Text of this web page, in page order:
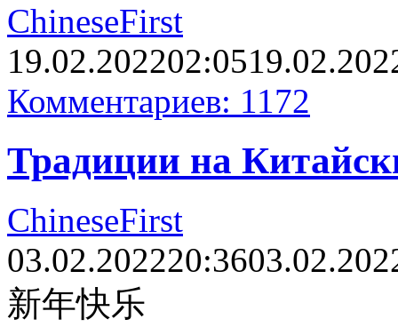
ChineseFirst
19.02.202202:05
Комментариев: 1172
Традиции на
ChineseFirst
03.02.202220:36
新年快乐